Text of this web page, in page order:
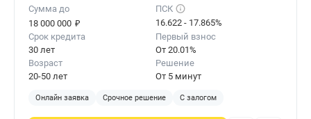
Сумма до
18 000 000 ₽
ПСК
16.622 - 17.865%
Срок кредита
30 лет
Первый взнос
От 20.01%
Возраст
20-50 лет
Решение
От 5 минут
Онлайн заявка Срочное решение С залогом